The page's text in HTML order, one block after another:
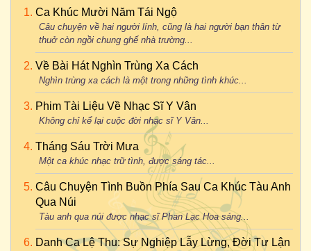
Ca Khúc Mười Năm Tái Ngộ
Câu chuyện về hai người lính, cũng là hai người bạn thân từ
thuở còn ngồi chung ghế nhà trường...
Về Bài Hát Nghìn Trùng Xa Cách
Nghìn trùng xa cách là một trong những tình khúc...
Phim Tài Liệu Về Nhạc Sĩ Y Vân
Không chỉ kể lại cuộc đời nhạc sĩ Y Vân...
Tháng Sáu Trời Mưa
Một ca khúc nhạc trữ tình, được sáng tác...
Câu Chuyện Tình Buồn Phía Sau Ca Khúc Tàu Anh
Qua Núi
Tàu anh qua núi được nhạc sĩ Phan Lạc Hoa sáng...
Danh Ca Lệ Thu: Sự Nghiệp Lẫy Lừng, Đời Tư Lận